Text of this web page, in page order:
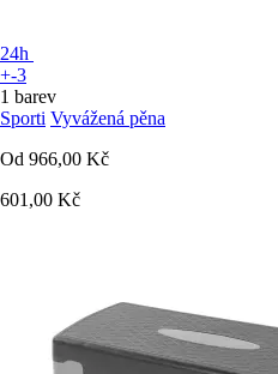
24h
+-3
1 barev
Sporti Vyvážená pěna
Od 966,00 Kč
601,00 Kč